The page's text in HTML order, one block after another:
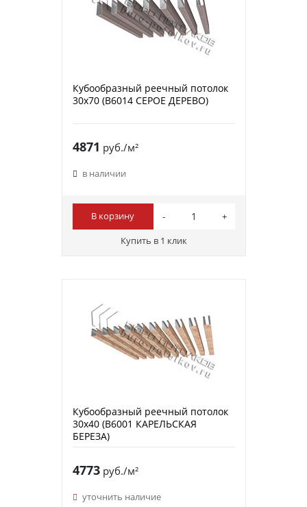
Кубообразный реечный потолок
30х70 (B6014 СЕРОЕ ДЕРЕВО)
4871 руб./м²
в наличии
В корзину
Купить в 1 клик
Кубообразный реечный потолок
30х40 (B6001 КАРЕЛЬСКАЯ
БЕРЕЗА)
4773руб./м²
уточнить наличие